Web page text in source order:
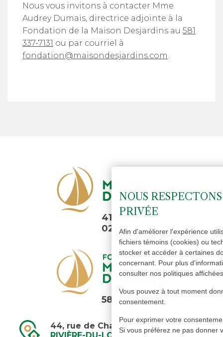
NOUS
PRIVÉE
Afin d'améliorer l'expérience
fichiers témoins (cookies) ou
stocker et accéder à certaines
concernant. Pour plus
consulter nos politiques
Vous pouvez à tout moment
consentement.
Pour exprimer votre
Si vous préférez ne pas donner
Nous vous invitons à contacter Mme
Audrey Dumais, directrice adjointe à la
Fondation de la Maison Desjardins au 581
337-7131 ou par courriel à
fondation@maisondesjardins.com.
418 860-
0240
581 337-7131
44, rue de Chauffailles